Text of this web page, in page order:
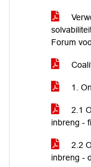
Forum
1.
2.1
inbreng -
2.2
inbreng -